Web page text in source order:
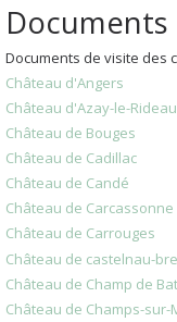
Documents
Documents de visite des
Château d'Angers
Château d'Azay-le-Rideau
Château de Bouges
Château de Cadillac
Château de Candé
Château de Carcassonne
Château de Carrouges
Château de castelnau-
Château de Champ de
Château de Champs-sur-